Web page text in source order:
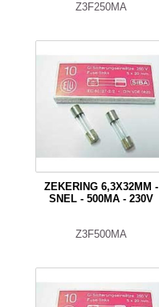
Z3F250MA
ZEKERING 6,3X32MM -
SNEL - 500MA - 230V
Z3F500MA